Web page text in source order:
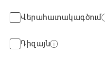
Վերահատակագծում
Դիզայն